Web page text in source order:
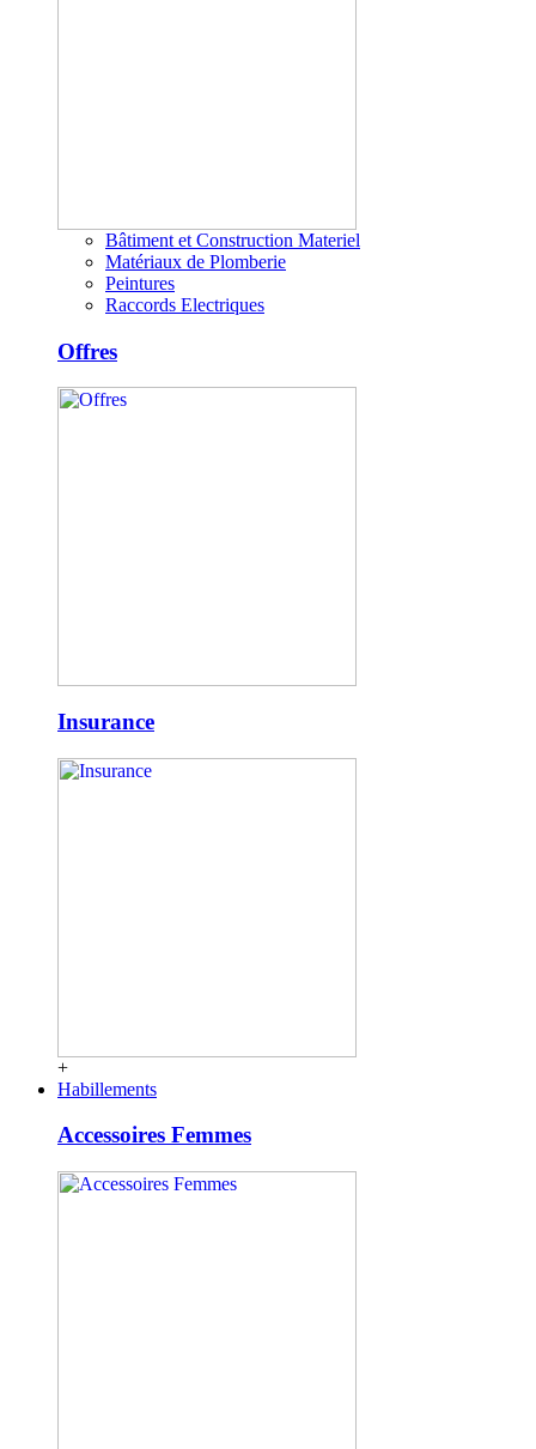
Bâtiment et Construction Materiel
Matériaux de Plomberie
Peintures
Raccords Electriques
Offres
Insurance
+
Habillements
Accessoires Femmes